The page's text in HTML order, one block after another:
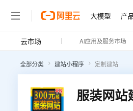
大模型 产
云市场 AI应用及服务市场
全部分类 建站小程序 定制建站